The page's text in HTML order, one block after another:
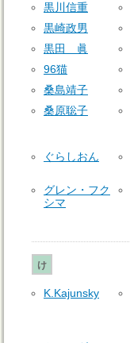
黒川信重
黒崎政男
黒田 眞
96猫
桑島靖子
桑原聡子
ぐらしおん
グレン・フク
シマ
け
K.Kajunsky